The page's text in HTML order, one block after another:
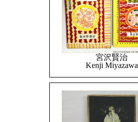
宮沢賢治
Kenji Miyazawa